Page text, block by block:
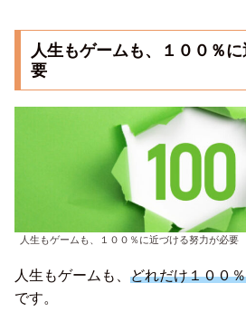
人生もゲームも、１００％
要
人生もゲームも、１００％に近づける努力が必要
人生もゲームも、 どれだけ１００
です。